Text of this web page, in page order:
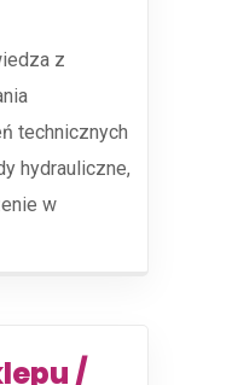
z
technicznych
hydrauliczne,
w
/